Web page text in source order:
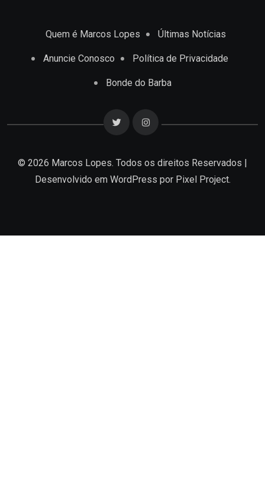
Quem é Marcos Lopes Últimas Notícias
Anuncie Conosco Política de Privacidade
Bonde do Barba
© 2026 Marcos Lopes. Todos os direitos Reservados |
Desenvolvido em WordPress por Pixel Project.